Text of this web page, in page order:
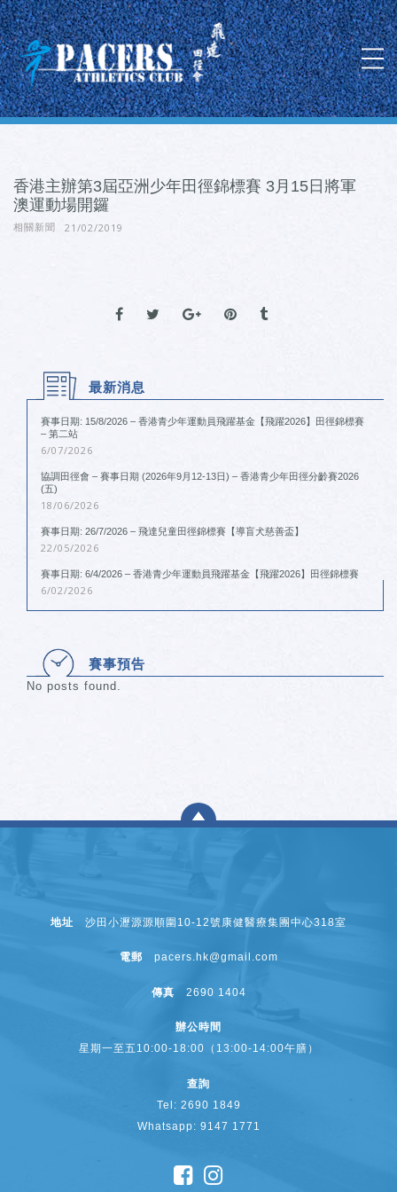
香港主辦第3屆亞洲少年田徑錦標賽 3月15日將軍
澳運動場開鑼
相關新聞 21/02/2019
最新消息
賽事日期: 15/8/2026 – 香港青少年運動員飛躍基金【飛躍2026】田徑錦標賽
– 第二站
6/07/2026
協調田徑會 – 賽事日期 (2026年9月12-13日) – 香港青少年田徑分齡賽2026
(五)
18/06/2026
賽事日期: 26/7/2026 – 飛達兒童田徑錦標賽【導盲犬慈善盃】
22/05/2026
賽事日期: 6/4/2026 – 香港青少年運動員飛躍基金【飛躍2026】田徑錦標賽
6/02/2026
賽事預告
No posts found.
地址 沙田小瀝源源順圍10-12號康健醫療集團中心318室
電郵 pacers.hk@gmail.com
傳真 2690 1404
辦公時間
星期一至五10:00-18:00（13:00-14:00午膳）
查詢
Tel: 2690 1849
Whatsapp: 9147 1771